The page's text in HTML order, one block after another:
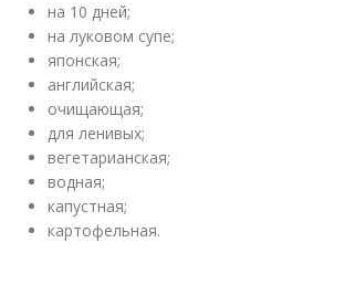
на 10 дней;
на луковом супе;
японская;
английская;
очищающая;
для ленивых;
вегетарианская;
водная;
капустная;
картофельная.